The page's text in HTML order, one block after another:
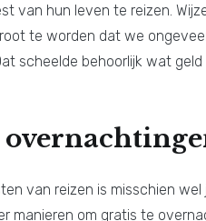
van hun leven te reizen.
te worden dat we
scheelde behoorlijk wat
van reizen is misschien
manieren om gratis te